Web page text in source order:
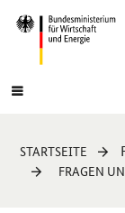
Navigation
Hauptmenü
Sie
sind
STARTSEITE
FRAGEN